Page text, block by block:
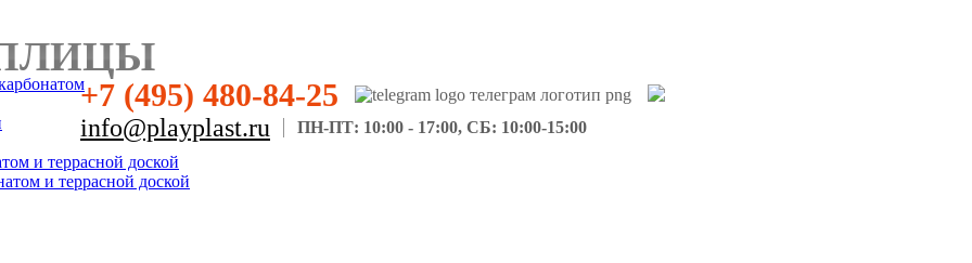
+7 (495) 480-84-25
info@playplast.ru ПН-ПТ: 10:00 - 17:00, СБ: 10:00-15:00
и террасной доской
и террасной доской